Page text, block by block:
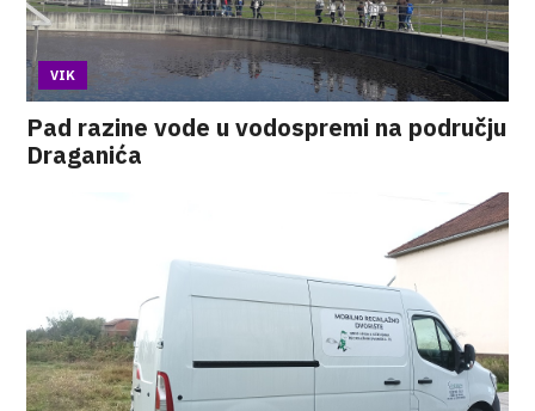
VIK
Pad razine vode u vodospremi na području
Draganića